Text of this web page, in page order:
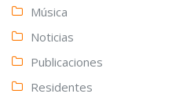
Música
Noticias
Publicaciones
Residentes